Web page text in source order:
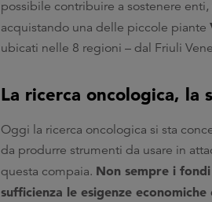
possibile contribuire a sostenere
acquistando una delle piccole piante
ubicati nelle 8 regioni – dal Friuli
La ricerca oncologica, la
Oggi la ricerca oncologica si sta
da produrre strumenti da usare in
questa compaia. Non sempre i
sufficienza le esigenze economiche